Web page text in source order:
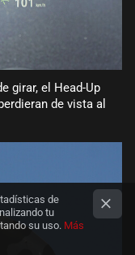
girar, el Head-Up
de vista al
de
tu
su uso. Más